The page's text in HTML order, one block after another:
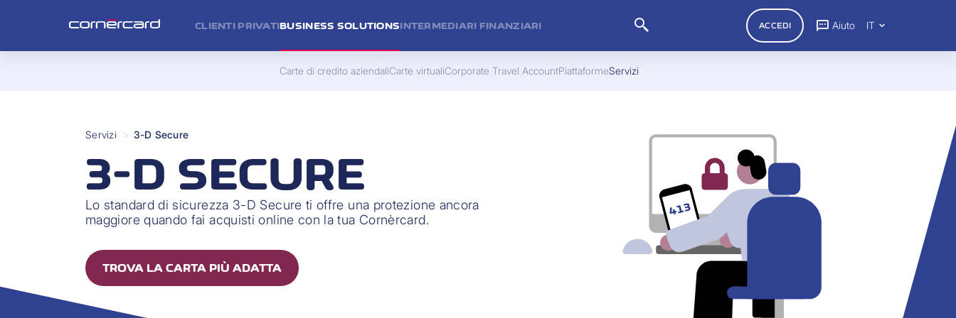
Servizi > 3-D Secure
3-D SECURE
Lo standard di sicurezza 3-D Secure ti offre una protezione ancora
maggiore quando fai acquisti online con la tua Cornèrcard.
TROVA LA CARTA PIÙ ADATTA
CLIENTI PRIVATIBUSINESS SOLUTIONS
Carte di credito aziendaliCarte virtualiCorporate Travel AccountPiattaformeServizi
INTERMEDIARI FINANZIARI ACCEDI Aiuto IT